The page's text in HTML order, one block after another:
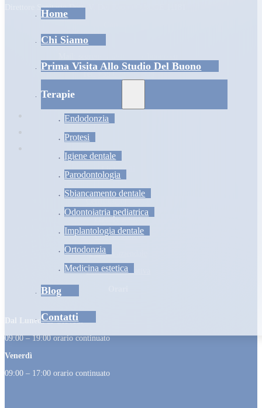
Home
Chi Siamo
Prima Visita Allo Studio Del Buono
Terapie
Endodonzia
Protesi
Igiene dentale
Parodontologia
Sbiancamento dentale
Odontoiatria pediatrica
Implantologia dentale
Ortodonzia
Medicina estetica
Blog
Contatti
Direttore Sanitario Dott. V. Del Buono O.M.GE 11181
Tel:+39 010 592 808
Link utili
Certificazione ISO
Privacy Policy
Cookie Policy
Politica aziendale
Polizza assicurativa
Dal Lunedì al Giovedì
09:00 – 19:00 orario continuato
Venerdì
09:00 – 17:00 orario continuato